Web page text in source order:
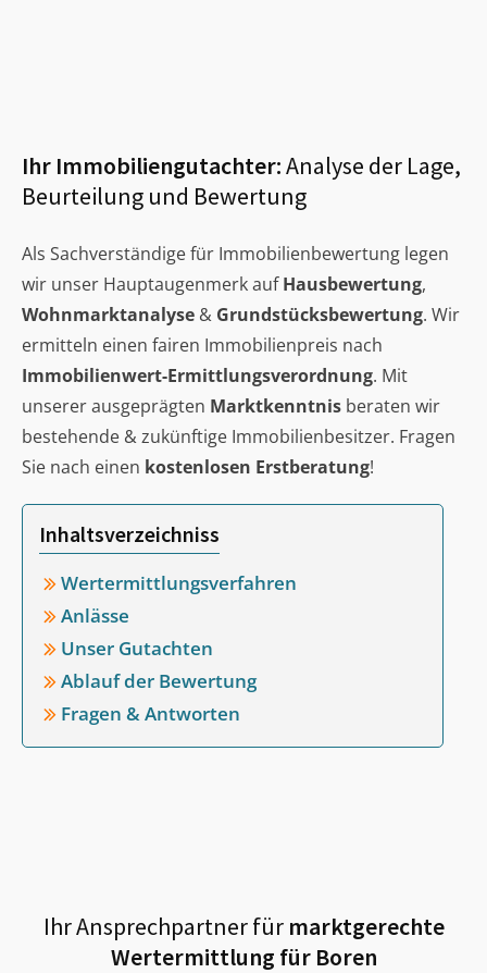
Ihr Immobiliengutachter:Analyse der Lage,
Beurteilung und Bewertung
Als Sachverständige für Immobilienbewertung legen
wir unser Hauptaugenmerk aufHausbewertung,
Wohnmarktanalyse & Grundstücksbewertung. Wir
ermitteln einen fairen Immobilienpreis nach
Immobilienwert-Ermittlungsverordnung. Mit
unserer ausgeprägten Marktkenntnis beraten wir
bestehende & zukünftige Immobilienbesitzer. Fragen
Sie nach einen kostenlosen Erstberatung!
Inhaltsverzeichniss
Wertermittlungsverfahren
Anlässe
Unser Gutachten
Ablauf der Bewertung
Fragen & Antworten
Ihr Ansprechpartner fürmarktgerechte
Wertermittlung für Boren